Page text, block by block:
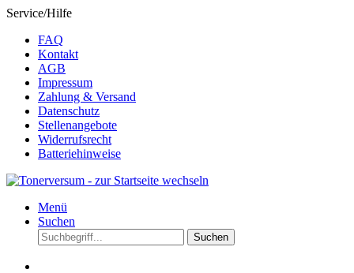
Service/Hilfe
FAQ
Kontakt
AGB
Impressum
Zahlung & Versand
Datenschutz
Stellenangebote
Widerrufsrecht
Batteriehinweise
Menü
Suchen
Suchen